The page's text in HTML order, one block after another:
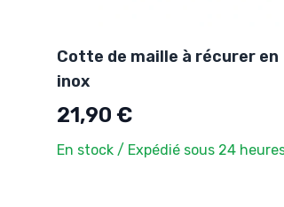
Cotte de maille à récurer en
inox
21,90 €
En stock / Expédié sous 24